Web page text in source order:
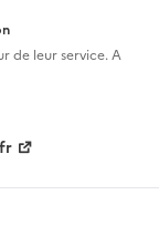
de leur service. A